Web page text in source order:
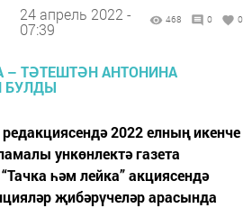
24 апрель 2022 -
07:39
468 0 0
редакциясендә 2022 елның икенче
ункөнлектә газета
һәм лейка” акциясендә
җибәрүчеләр арасында